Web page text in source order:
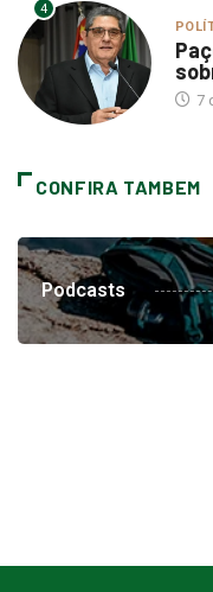
4
7
CONFIRA TAMBEM
Podcasts